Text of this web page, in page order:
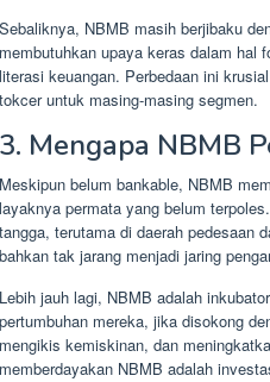
Sebaliknya, NBMB masih berjibaku
membutuhkan upaya keras dalam hal
literasi keuangan. Perbedaan ini
tokcer untuk masing-masing segmen.
3. Mengapa NBMB
Meskipun belum bankable, NBMB
layaknya permata yang belum
tangga, terutama di daerah pedesaan
bahkan tak jarang menjadi jaring
Lebih jauh lagi, NBMB adalah
pertumbuhan mereka, jika disokong
mengikis kemiskinan, dan
memberdayakan NBMB adalah